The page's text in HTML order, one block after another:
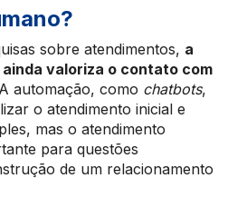
sobre atendimentos, a
valoriza o contato com
automação, como chatbots,
o atendimento inicial e
mas o atendimento
para questões
de um relacionamento